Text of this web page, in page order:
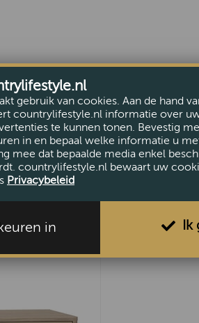
gebruik van cookies. Aan de hand
countrylifestyle.nl informatie over
te kunnen tonen. Bevestig
in en bepaal welke informatie u
mee dat bepaalde media enkel
countrylifestyle.nl bewaart uw
Privacybeleid
in Ik